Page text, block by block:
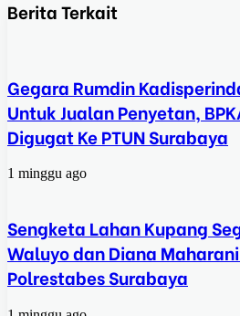
Berita Terkait
Gegara Rumdin
Untuk Jualan Penyetan,
Digugat Ke PTUN Surabaya
1 minggu ago
Sengketa Lahan Kupang
Waluyo dan Diana
Polrestabes Surabaya